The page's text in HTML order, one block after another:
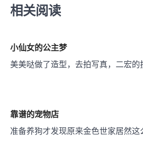
航
相关阅读
小仙女的公主梦
美美哒做了造型，去拍写真，二宏
靠谱的宠物店
准备养狗才发现原来金色世家居然